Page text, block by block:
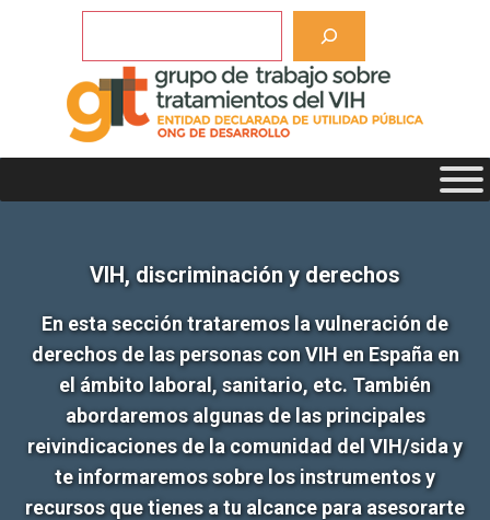
VIH, discriminación y derechos
En esta sección trataremos la vulneración de
derechos de las personas con VIH en España en
el ámbito laboral, sanitario, etc. También
abordaremos algunas de las principales
reivindicaciones de la comunidad del VIH/sida y
te informaremos sobre los instrumentos y
recursos que tienes a tu alcance para asesorarte